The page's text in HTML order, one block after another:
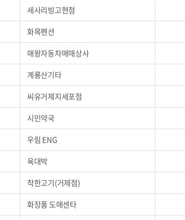
세사리빙고현점
화목펜션
매왕자동차매매상사
계룡산기타
씨유거제지세포점
시민약국
우림 ENG
육대박
착한고기(거제점)
화장품 도매센타